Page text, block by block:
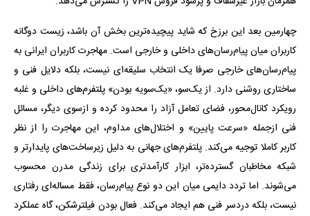
چهارمین بعد این برزخ که شاید پیچیده‌ترین بخش آن باشد، زیست دوگانه
کاربران میان پیام‌رسان‌های داخلی و خارجی است. مهاجرت کاربران ایرانی به
پیام‌رسان‌های خارجی صرفا یک انتخاب سلیقه‌ای نیست، بلکه دلایل فنی و
ساختاری روشنی دارد. از یک‌سو، «یک‌سویه بودن» پلتفرم‌های داخلی و غلبه
رویکرد کانال‌محور، فضای تعامل آزاد را محدود کرده و ازسوی دیگر، مسائل
فنی ازجمله «سرعت پایین» و اختلال‌های مداوم، این مهاجرت را از نظر
کاربر کاملا توجیه می‌کند. پلتفرم‌های جهانی به دلیل زیرساخت‌های پایدارتر و
شبکه مخاطبان گسترده‌تر، ابزار کارآمدتری برای زندگی مدرن محسوب
می‌شوند. اما تردد دایمی میان این دو نوع پیام‌رسان، فقط مساله‌ای رفتاری
نیست، بلکه دردسر فنی هم ایجاد می‌کند. فعال بودن فیلترشکن، گاه عملکرد